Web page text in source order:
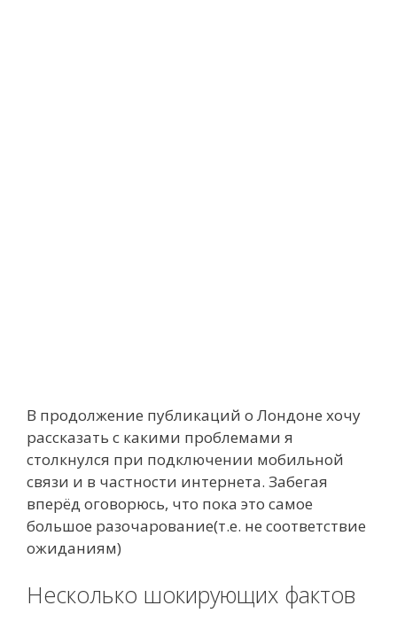
В продолжение публикаций о Лондоне хочу
рассказать с какими проблемами я
столкнулся при подключении мобильной
связи и в частности интернета. Забегая
вперёд оговорюсь, что пока это самое
большое разочарование(т.е. не соответствие
ожиданиям)
Несколько шокирующих фактов